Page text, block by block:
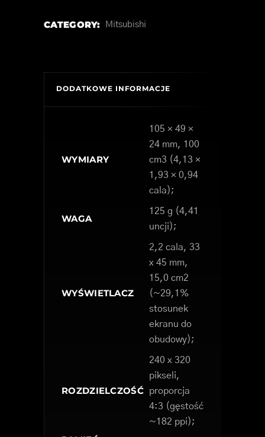
CATEGORY: Mitsubishi
DODATKOWE INFORMACJE
WYMIARY
105 × 49 ×
24 mm, 100
cm3 (4,13 ×
1,93 × 0,94
cala);
WAGA
125 g (4,41
uncji);
WYŚWIETLACZ
2,2 cala, 33
x 45 mm,
15,0 cm2
(~29,1%
stosunek
ekranu do
obudowy);
ROZDZIELCZOŚĆ
240 x 320
pikseli,
proporcja
4:3 (gęstość
~182 ppi);